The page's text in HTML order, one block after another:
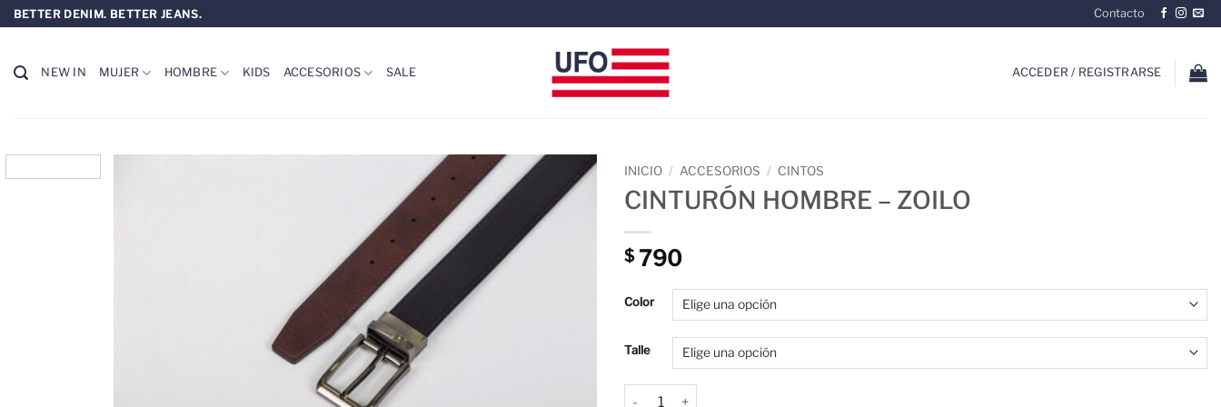
Saltar
al
BETTER DENIM. BETTER JEANS. Contacto
NEW IN MUJER HOMBRE KIDS ACCESORIOS SALE ACCEDER / REGISTRARSE
INICIO / ACCESORIOS / CINTOS
CINTURÓN HOMBRE – ZOILO
$790
Color
Talle
CINTURÓN HOMBRE - ZOILO cantidad